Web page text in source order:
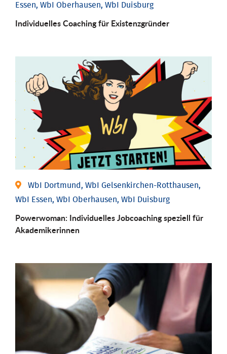
Essen, WbI Oberhausen, WbI Duisburg
Individu­elles Coaching für Existenz­gründer
WbI Dortmund, WbI Gelsenkirchen-Rotthausen,
WbI Essen, WbI Oberhausen, WbI Duisburg
Powerwoman: Individu­elles Job­coaching speziell für
Aka­demiker­innen